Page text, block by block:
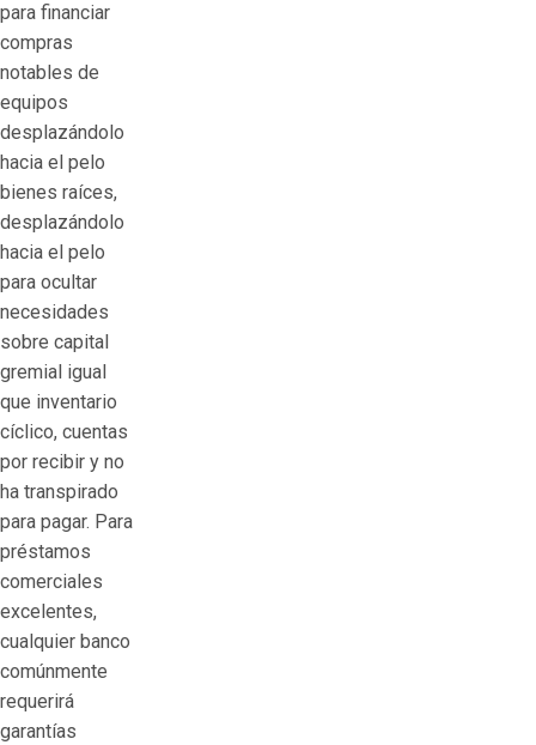
para financiar
compras
notables de
equipos
desplazándolo
hacia el pelo
bienes raíces,
desplazándolo
hacia el pelo
para ocultar
necesidades
sobre capital
gremial igual
que inventario
cíclico, cuentas
por recibir y no
ha transpirado
para pagar. Para
préstamos
comerciales
excelentes,
cualquier banco
comúnmente
requerirá
garantías